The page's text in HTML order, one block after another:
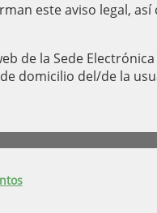
este aviso legal,
la Sede
domicilio del/de la